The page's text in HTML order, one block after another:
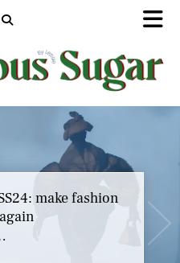
make fashion